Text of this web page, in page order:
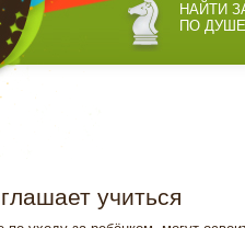
НАЙТИ
ПО ДУШЕ
учиться